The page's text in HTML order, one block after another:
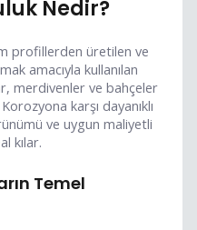
Nedir?
profillerden üretilen ve
amacıyla kullanılan
merdivenler ve bahçeler
karşı dayanıklı
ve uygun maliyetli
kılar.
Temel